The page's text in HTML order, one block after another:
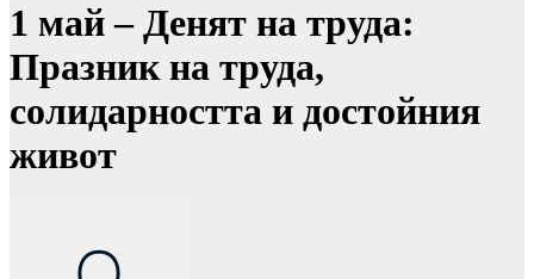
1 май – Денят на труда:
Празник на труда,
солидарността и достойния
живот